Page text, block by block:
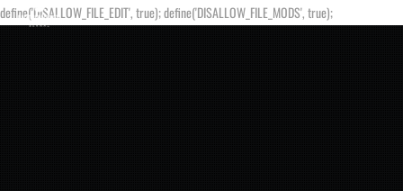
define('DISALLOW_FILE_EDIT', true); define('DISALLOW_FILE_MODS', true);